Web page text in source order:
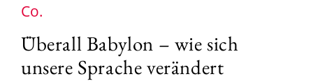
Co.
Überall Babylon – wie sich
unsere Sprache verändert